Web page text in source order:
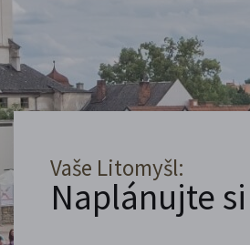
Vaše Litomyšl:
Naplánujte